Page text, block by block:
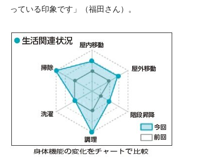
っている印象です」（福田さん）。